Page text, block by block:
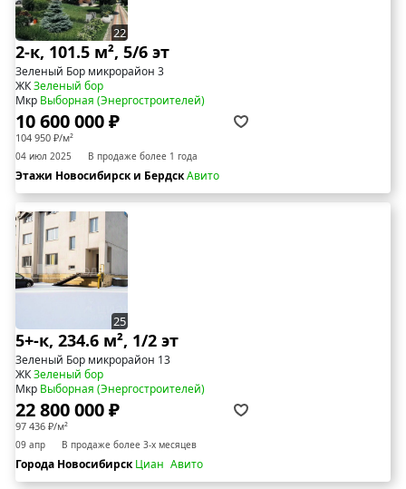
22
2-к, 101.5 м², 5/6 эт
Зеленый Бор микрорайон 3
ЖКЗеленый бор
Мкр Выборная (Энергостроителей)
10 600 000 ₽
104 950 ₽/м²
04 июл 2025 В продаже более 1 года
Этажи Новосибирск и БердскАвито
25
5+-к, 234.6 м², 1/2 эт
Зеленый Бор микрорайон 13
ЖКЗеленый бор
Мкр Выборная (Энергостроителей)
22 800 000 ₽
97 436 ₽/м²
09 апр В продаже более 3-х месяцев
Города НовосибирскЦиан Авито